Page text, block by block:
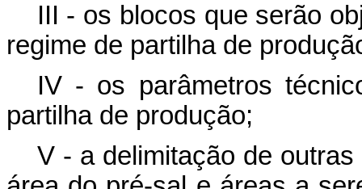
III - os blocos que serão
regime de partilha de
IV - os parâmetros
partilha de produção;
V - a delimitação de